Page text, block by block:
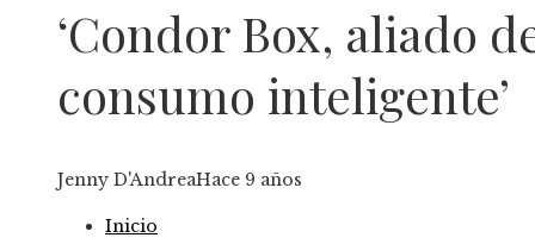
‘Condor Box, aliado
consumo inteligente’
Jenny D'AndreaHace 9 años
Inicio